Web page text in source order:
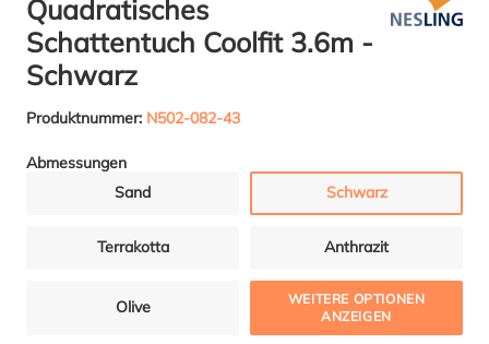
Quadratisches
Schattentuch Coolfit 3.6m -
Schwarz
Produktnummer: N502-082-43
Abmessungen
Sand
Schwarz
Terrakotta Anthrazit
Olive
WEITERE OPTIONEN
ANZEIGEN